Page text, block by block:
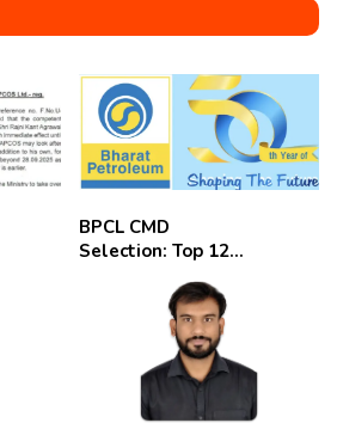
BPCL CMD
Selection: Top 12